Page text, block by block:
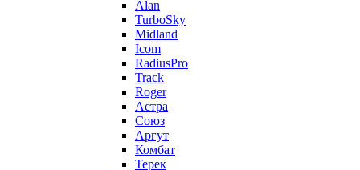
Alan
TurboSky
Midland
Icom
RadiusPro
Track
Roger
Астра
Союз
Аргут
Комбат
Терек